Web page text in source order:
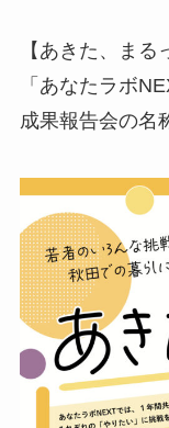
【あきた、ま
「あなたラボ
成果報告会の名